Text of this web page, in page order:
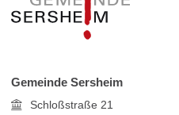
Gemeinde Sersheim
Schloßstraße 21